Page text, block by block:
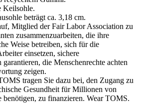
Keilsohle.
beträgt ca. 3,18 cm.
Mitglied der Fair Labor Association zu
zusammenzuarbeiten, die ihre
Weise betreiben, sich für die
einsetzen, sichere
die Menschenrechte achten
zeigen.
tragen Sie dazu bei, den Zugang zu
Gesundheit für Millionen von
benötigen, zu finanzieren. Wear TOMS.